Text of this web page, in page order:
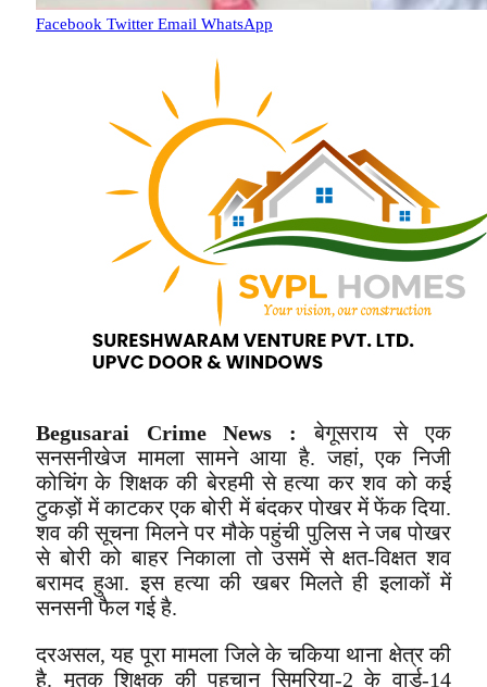
Facebook Twitter Email WhatsApp
Begusarai Crime News :बेगूसराय से एक
सनसनीखेज मामला सामने आया है. जहां, एक निजी
कोचिंग के शिक्षक की बेरहमी से हत्या कर शव को कई
टुकड़ों में काटकर एक बोरी में बंदकर पोखर में फेंक दिया.
शव की सूचना मिलने पर मौके पहुंची पुलिस ने जब पोखर
से बोरी को बाहर निकाला तो उसमें से क्षत-विक्षत शव
बरामद हुआ. इस हत्या की खबर मिलते ही इलाकों में
सनसनी फैल गई है.
दरअसल, यह पूरा मामला जिले के चकिया थाना क्षेत्र की
है. मृतक शिक्षक की पहचान सिमरिया-2 के वार्ड-14